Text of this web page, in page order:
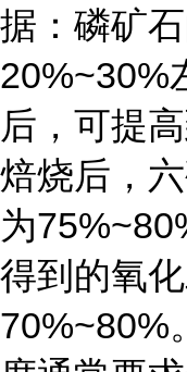
据：磷矿
20%~30%
后，可提
焙烧后，
为
得到的氧
70%~80%